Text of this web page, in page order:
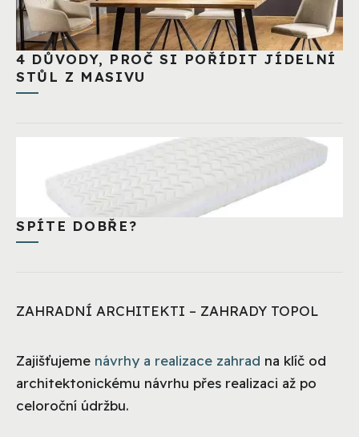
4 DŮVODY, PROČ SI POŘÍDIT JÍDELNÍ
STŮL Z MASIVU
SPÍTE DOBŘE?
ZAHRADNÍ ARCHITEKTI – ZAHRADY TOPOL
Zajišťujeme návrhy a realizace zahrad na klíč od
architektonickému návrhu přes realizaci až po
celoroční údržbu.